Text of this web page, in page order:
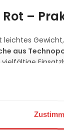
–
leichtes
aus